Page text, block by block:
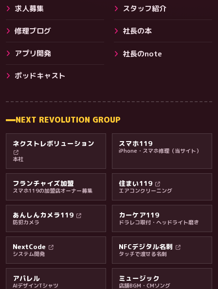
その他サービス
料金・保証・ご案内
求人募集 スタッフ紹介
修理ブログ 社長の本
アプリ開発 社長のnote
ポッドキャスト
NEXT REVOLUTION GROUP
ネクストレボリューション
本社
スマホ119
iPhone・スマホ修理（当サイト）
フランチャイズ加盟
スマホ119の加盟店オーナー募集
住まい119
エアコンクリーニング
あんしんカメラ119
防犯カメラ
カーケア119
ドラレコ取付・ヘッドライト磨き
NextCode
システム開発
NFCデジタル名刺
タッチで渡せる名刺
アパレル
AIデザインTシャツ
ミュージック
店舗BGM・CMソング